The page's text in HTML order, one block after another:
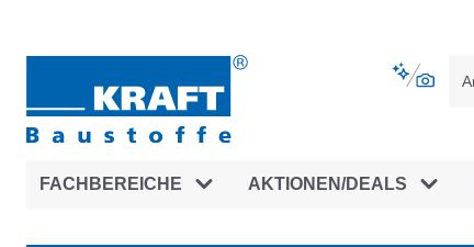
FACHBEREICHE AKTIONEN/DEALS